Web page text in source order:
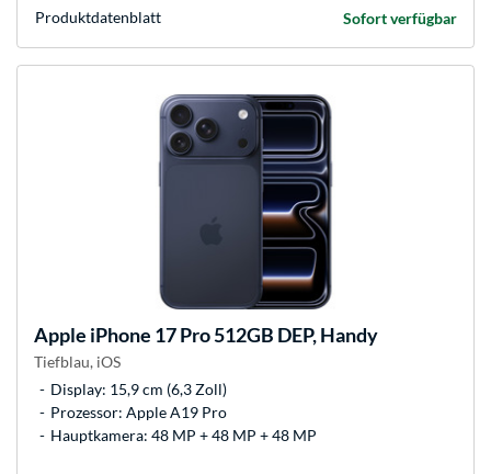
Sofort verfügbar
Produkt­datenblatt
Apple iPhone 17 Pro 512GB DEP, Handy
Tiefblau, iOS
Display: 15,9 cm (6,3 Zoll)
Prozessor: Apple A19 Pro
Hauptkamera: 48 MP + 48 MP + 48 MP